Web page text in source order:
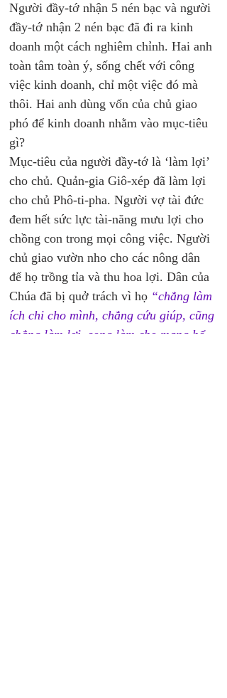
Người đầy-tớ nhận 5 nén bạc và người
đầy-tớ nhận 2 nén bạc đã đi ra kinh
doanh một cách nghiêm chỉnh. Hai anh
toàn tâm toàn ý, sống chết với công
việc kinh doanh, chỉ một việc đó mà
thôi. Hai anh dùng vốn của chủ giao
phó để kinh doanh nhằm vào mục-tiêu
gì?
Mục-tiêu của người đầy-tớ là ‘làm lợi’
cho chủ. Quản-gia Giô-xép đã làm lợi
cho chủ Phô-ti-pha. Người vợ tài đức
đem hết sức lực tài-năng mưu lợi cho
chồng con trong mọi công việc. Người
chủ giao vườn nho cho các nông dân
để họ trồng tỉa và thu hoa lợi. Dân của
Chúa đã bị quở trách vì họ “chẳng làm
ích chi cho mình, chẳng cứu giúp, cũng
chẳng làm lợi, song làm cho mang hổ